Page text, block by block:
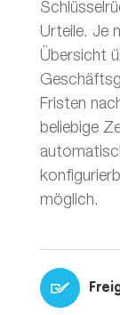
Urteile. Je
Übersicht
Fristen
beliebige
möglich.